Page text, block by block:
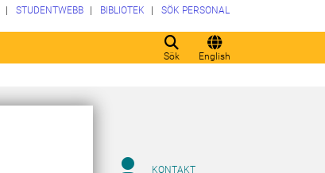
Sök English
STUDENTWEBB BIBLIOTEK SÖK PERSONAL
KONTAKT